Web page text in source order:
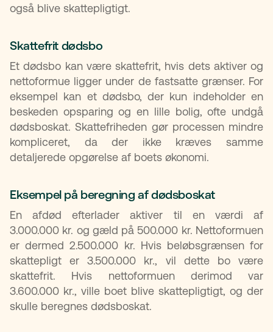
også blive skattepligtigt.
Skattefrit dødsbo
Et dødsbo kan være skattefrit, hvis dets aktiver og
nettoformue ligger under de fastsatte grænser. For
eksempel kan et dødsbo, der kun indeholder en
beskeden opsparing og en lille bolig, ofte undgå
dødsboskat. Skattefriheden gør processen mindre
kompliceret, da der ikke kræves samme
detaljerede opgørelse af boets økonomi.
Eksempel på beregning af dødsboskat
En afdød efterlader aktiver til en værdi af
3.000.000 kr. og gæld på 500.000 kr. Nettoformuen
er dermed 2.500.000 kr. Hvis beløbsgrænsen for
skattepligt er 3.500.000 kr., vil dette bo være
skattefrit. Hvis nettoformuen derimod var
3.600.000 kr., ville boet blive skattepligtigt, og der
skulle beregnes dødsboskat.